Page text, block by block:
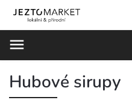
Hubové sirupy